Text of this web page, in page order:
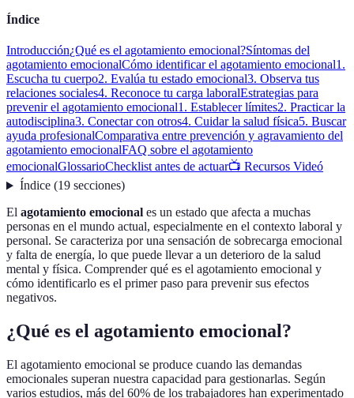
Índice
Introducción¿Qué es el agotamiento emocional?Síntomas del
agotamiento emocionalCómo identificar el agotamiento emocional1.
Escucha tu cuerpo2. Evalúa tu estado emocional3. Observa tus
relaciones sociales4. Reconoce tu carga laboralEstrategias para
prevenir el agotamiento emocional1. Establecer límites2. Practicar la
autodisciplina3. Conectar con otros4. Cuidar la salud física5. Buscar
ayuda profesionalComparativa entre prevención y agravamiento del
agotamiento emocionalFAQ sobre el agotamiento
emocionalGlossarioChecklist antes de actuar📺 Recursos Videó
Índice(19 secciones)
El agotamiento emocional es un estado que afecta a muchas
personas en el mundo actual, especialmente en el contexto laboral y
personal. Se caracteriza por una sensación de sobrecarga emocional
y falta de energía, lo que puede llevar a un deterioro de la salud
mental y física. Comprender qué es el agotamiento emocional y
cómo identificarlo es el primer paso para prevenir sus efectos
negativos.
¿Qué es el agotamiento emocional?
El agotamiento emocional se produce cuando las demandas
emocionales superan nuestra capacidad para gestionarlas. Según
varios estudios, más del 60% de los trabajadores han experimentado